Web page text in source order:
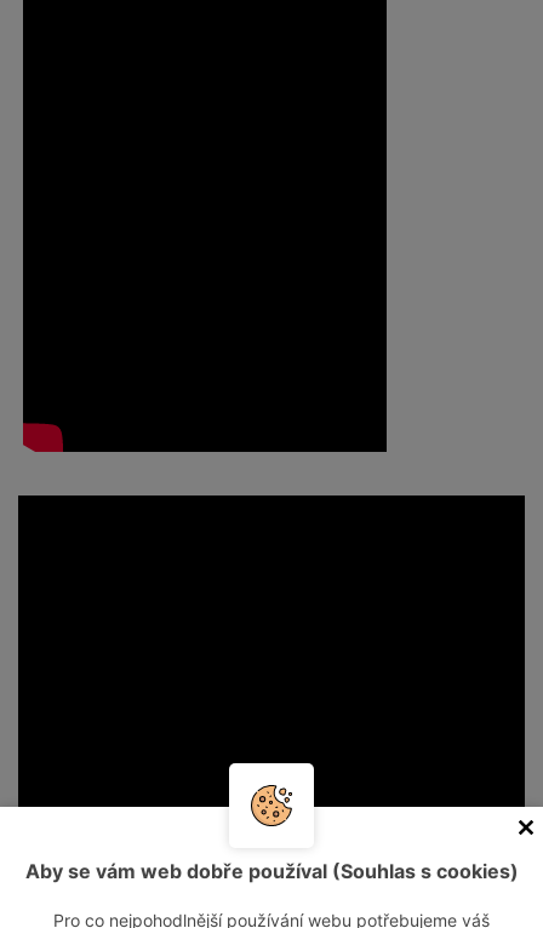
Aby se vám web dobře používal (Souhlas s cookies)
Pro co nejpohodlnější používání webu potřebujeme váš